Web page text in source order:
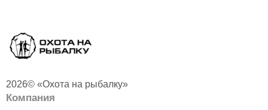
2026© «Охота на рыбалку»
Компания